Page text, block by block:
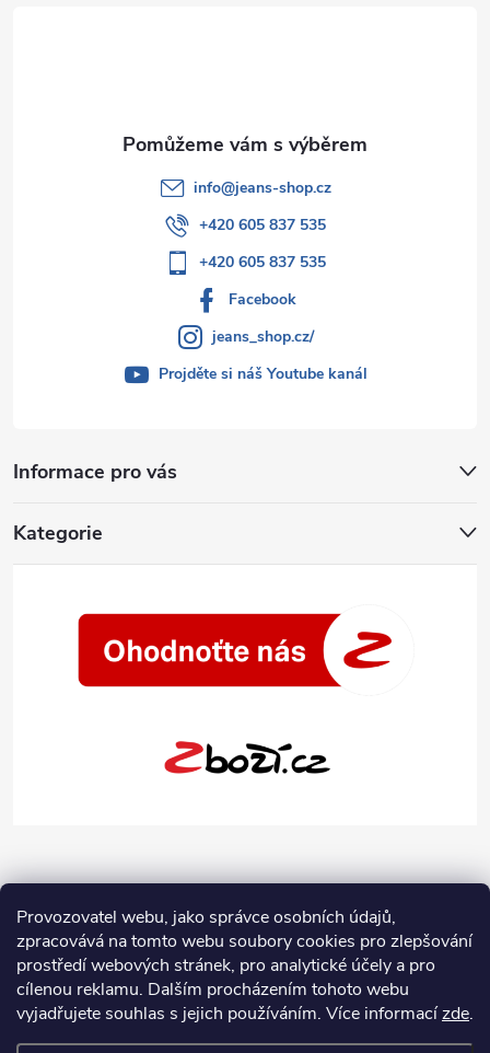
Provozovatel webu, jako správce osobních údajů,
zpracovává na tomto webu soubory cookies pro zlepšování
prostředí webových stránek, pro analytické účely a pro
cílenou reklamu. Dalším procházením tohoto webu
vyjadřujete souhlas s jejich používáním. Více informacízde.
Informace pro vás
Kategorie
info@jeans-shop.cz
+420 605 837 535
+420 605 837 535
Facebook
jeans_shop.cz/
Projděte si náš Youtube kanál